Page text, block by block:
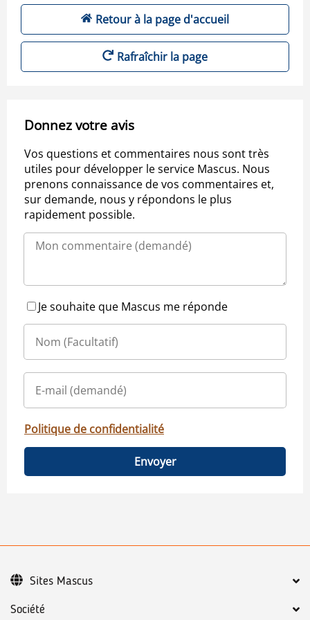
Retour à la page d'accueil
Rafraîchir la page
Donnez votre avis
Vos questions et commentaires nous sont très
utiles pour développer le service Mascus. Nous
prenons connaissance de vos commentaires et,
sur demande, nous y répondons le plus
rapidement possible.
Je souhaite que Mascus me réponde
Politique de confidentialité
Envoyer
Société
Sites Mascus